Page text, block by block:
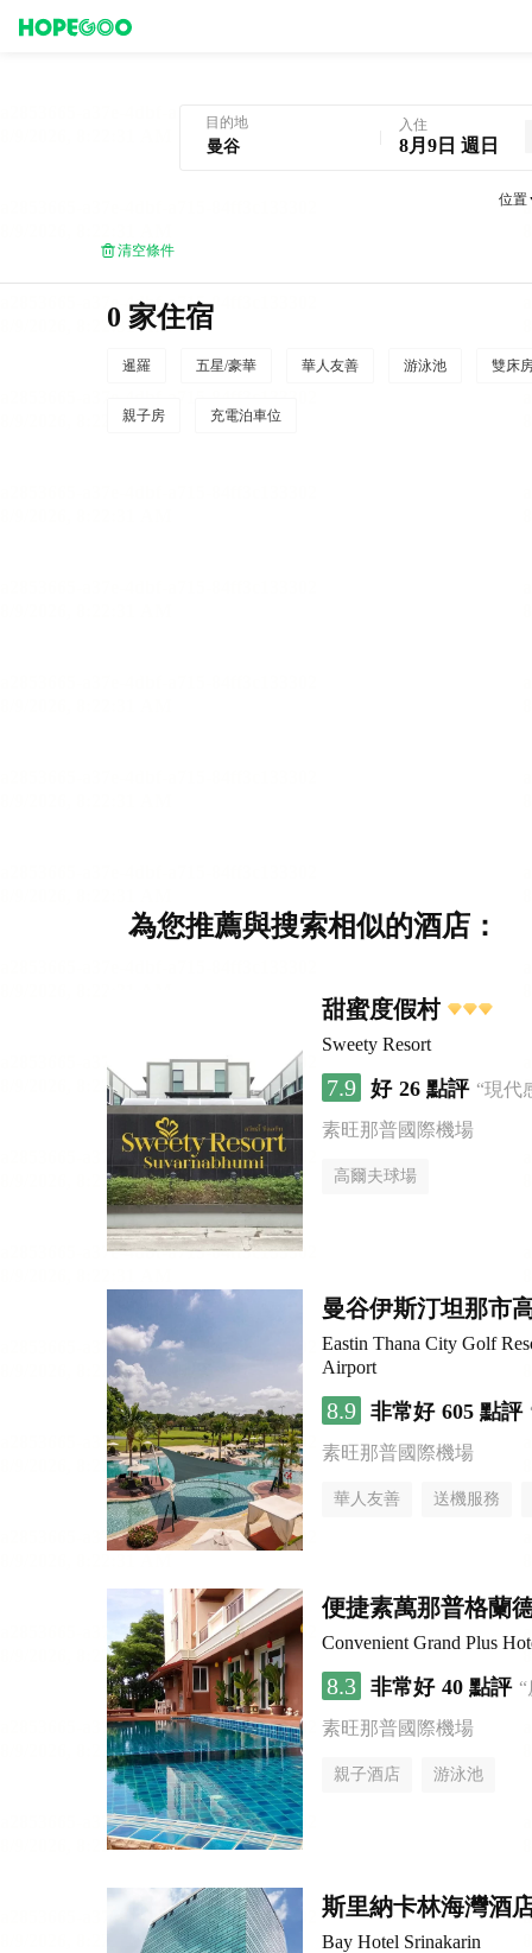
目的地 入住
8月9日 週日
位置
清空條件
0 家住宿
暹羅 五星/豪華 華人友善 游泳池 雙床
親子房 充電泊車位
為您推薦與搜索相似的酒店：
甜蜜度假村
Sweety Resort
7.9 好 26 點評 “現代
素旺那普國際機場
高爾夫球場
曼谷伊斯汀坦那市
Eastin Thana City Golf
Airport
8.9 非常好 605 點評
素旺那普國際機場
華人友善 送機服務
便捷素萬那普格蘭
Convenient Grand Plus
8.3 非常好 40 點評
素旺那普國際機場
親子酒店 游泳池
斯里納卡林海灣酒
Bay Hotel Srinakarin